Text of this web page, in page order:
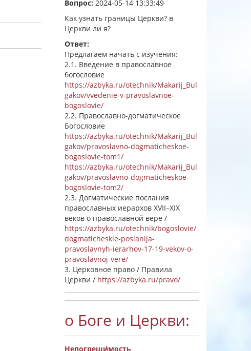
Вопрос: 2024-05-14 13:33:49
Как узнать границы Церкви? в
Церкви ли я?
Ответ:
Предлагаем начать с изучения:
2.1. Введение в православное
богословие
https://azbyka.ru/otechnik/Makarij_Bul
gakov/vvedenie-v-pravoslavnoe-
bogoslovie/
2.2. Православно-догматическое
Богословие
https://azbyka.ru/otechnik/Makarij_Bul
gakov/pravoslavno-dogmaticheskoe-
bogoslovie-tom1/
https://azbyka.ru/otechnik/Makarij_Bul
gakov/pravoslavno-dogmaticheskoe-
bogoslovie-tom2/
2.3. Догматические послания
православных иерархов XVII–XIX
веков о православной вере /
https://azbyka.ru/otechnik/bogoslovie/
dogmaticheskie-poslanija-
pravoslavnyh-ierarhov-17-19-vekov-o-
pravoslavnoj-vere/
3. Церковное право / Правила
Церкви / https://azbyka.ru/pravo/
о Боге и Церкви:
Непогреши́мость